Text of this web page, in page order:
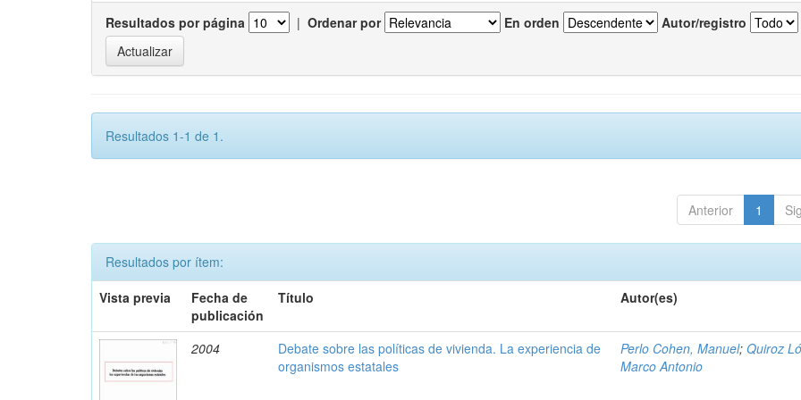
Resultados por página | Ordenar por En orden Autor/registro
Resultados 1-1 de 1.
Anterior 1
Resultados por ítem:
Vista previa
Fecha de
publicación
Título Autor(es)
2004
Debate sobre las políticas de vivienda. La experiencia de
organismos estatales
Perlo Cohen, Manuel;Quiroz
Marco Antonio